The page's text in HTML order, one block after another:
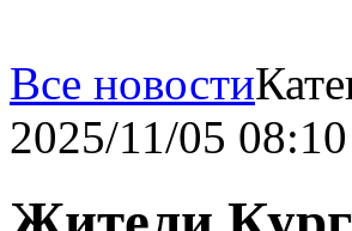
Все новости
2025/11/05 08:10